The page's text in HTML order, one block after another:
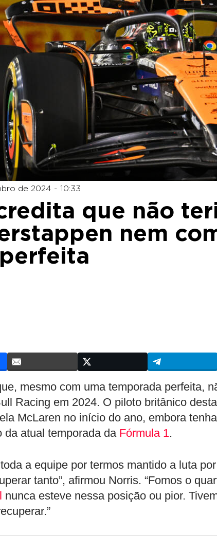
de 2024 - 10:33
que não
nem
mesmo com uma temporada perfeita,
Racing em 2024. O piloto britânico
McLaren no início do ano, embora
da atual temporada da Fórmula 1.
a equipe por termos mantido a luta
tanto”, afirmou Norris. “Fomos o
nunca esteve nessa posição ou pior.